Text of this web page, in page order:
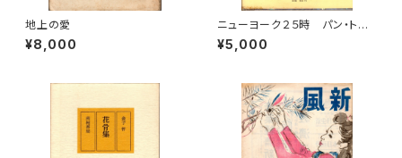
地上の愛
¥8,000
ニューヨーク２５時 パン・トラ
ベル・ガイド１１
¥5,000